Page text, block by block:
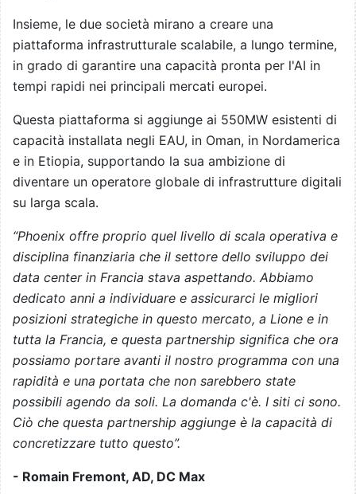
Insieme, le due società mirano a creare una
piattaforma infrastrutturale scalabile, a lungo termine,
in grado di garantire una capacità pronta per l'AI in
tempi rapidi nei principali mercati europei.
Questa piattaforma si aggiunge ai 550MW esistenti di
capacità installata negli EAU, in Oman, in Nordamerica
e in Etiopia, supportando la sua ambizione di
diventare un operatore globale di infrastrutture digitali
su larga scala.
“Phoenix offre proprio quel livello di scala operativa e
disciplina finanziaria che il settore dello sviluppo dei
data center in Francia stava aspettando. Abbiamo
dedicato anni a individuare e assicurarci le migliori
posizioni strategiche in questo mercato, a Lione e in
tutta la Francia, e questa partnership significa che ora
possiamo portare avanti il nostro programma con una
rapidità e una portata che non sarebbero state
possibili agendo da soli. La domanda c'è. I siti ci sono.
Ciò che questa partnership aggiunge è la capacità di
concretizzare tutto questo”.
- Romain Fremont, AD, DC Max